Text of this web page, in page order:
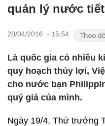
quản lý nước
20/04/2016 - 15:54
Là quốc gia có nhiều
quy hoạch thủy lợi,
cho nước bạn
quý giá của mình.
Ngày 19/4, Thứ trưởng